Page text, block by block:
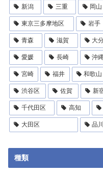
新潟 三重 岡山
東京三多摩地区 岩手
青森 滋賀 大
愛媛 長崎 沖
宮崎 福井 和歌山
渋谷区 佐賀 新
千代田区 高知
大田区 品
種類